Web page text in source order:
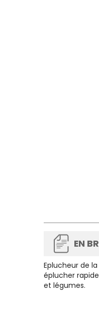
EN
Eplucheur de
éplucher
et légumes.